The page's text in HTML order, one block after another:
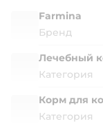
Farmina
Бренд
Лечебный
Категория
Корм для
Категория